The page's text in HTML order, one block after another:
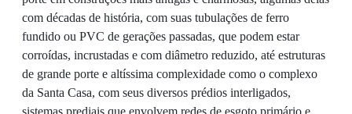
com décadas de história, com suas tubulações de ferro
fundido ou PVC de gerações passadas, que podem estar
corroídas, incrustadas e com diâmetro reduzido, até estruturas
de grande porte e altíssima complexidade como o complexo
da Santa Casa, com seus diversos prédios interligados,
sistemas prediais que envolvem redes de esgoto primário e